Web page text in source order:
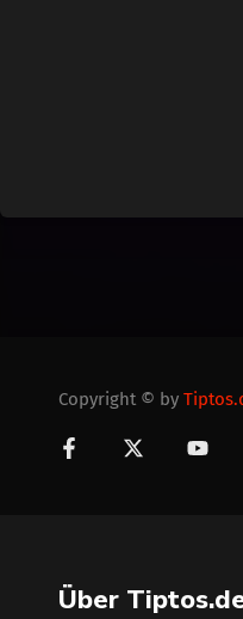
Copyright © by
Über